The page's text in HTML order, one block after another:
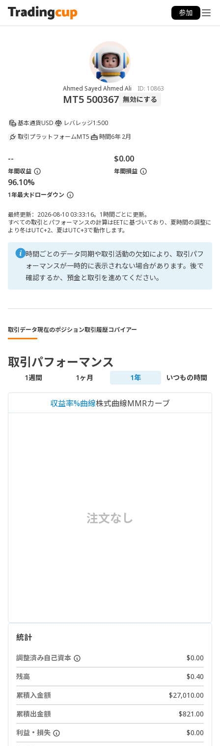
参加
Ahmed Sayed Ahmed Ali ID: 10863
MT5 500367 無効にする
基本通貨USD レバレッジ1:500
取引プラットフォームMT5 時間6年 2月
--
年間収益
$0.00
年間損益
96.10%
1年最大ドローダウン
最終更新：2026-08-10 03:33:16。1時間ごとに更新。
すべての取引とパフォーマンスの計算はEETに基づいており、夏時間の調整に
より冬はUTC+2、夏はUTC+3で動作します。
時間ごとのデータ同期や取引活動の欠如により、取引パフ
ォーマンスが一時的に表示されない場合があります。後で
確認するか、預金と取引を進めてください。
取引データ現在のポジション取引履歴コパイアー
取引パフォーマンス
1週間 1ヶ月 1年 いつもの時間
収益率%曲線株式曲線MMRカーブ
注文なし
統計
調整済み自己資本
$0.00
残高
$0.40
累積入金額
$27,010.00
累積出金額
$821.00
利益・損失
$0.00